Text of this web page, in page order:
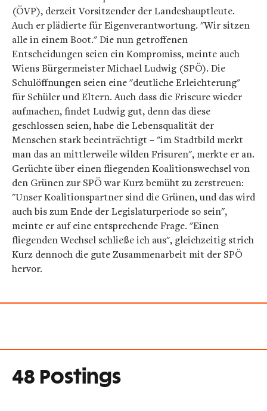
(ÖVP), derzeit Vorsitzender der Landeshauptleute.
Auch er plädierte für Eigenverantwortung. "Wir sitzen
alle in einem Boot." Die nun getroffenen
Entscheidungen seien ein Kompromiss, meinte auch
Wiens Bürgermeister Michael Ludwig (SPÖ). Die
Schulöffnungen seien eine "deutliche Erleichterung"
für Schüler und Eltern. Auch dass die Friseure wieder
aufmachen, findet Ludwig gut, denn das diese
geschlossen seien, habe die Lebensqualität der
Menschen stark beeinträchtigt – "im Stadtbild merkt
man das an mittlerweile wilden Frisuren", merkte er an.
Gerüchte über einen fliegenden Koalitionswechsel von
den Grünen zur SPÖ war Kurz bemüht zu zerstreuen:
"Unser Koalitionspartner sind die Grünen, und das wird
auch bis zum Ende der Legislaturperiode so sein",
meinte er auf eine entsprechende Frage. "Einen
fliegenden Wechsel schließe ich aus", gleichzeitig strich
Kurz dennoch die gute Zusammenarbeit mit der SPÖ
hervor.
48 Postings